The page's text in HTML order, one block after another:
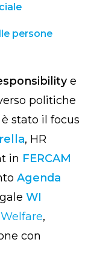
persone
e
politiche
è stato il focus
, HR
in FERCAM
Agenda
WI
,
con